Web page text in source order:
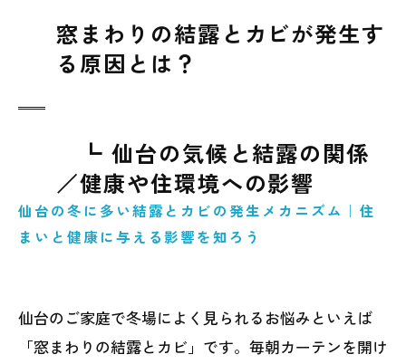
窓まわりの結露とカビが発生す
る原因とは？
┗ 仙台の気候と結露の関係
／健康や住環境への影響
仙台の冬に多い結露とカビの発生メカニズム｜住
まいと健康に与える影響を知ろう
仙台のご家庭で冬場によく見られるお悩みといえば
「窓まわりの結露とカビ」です。毎朝カーテンを開け